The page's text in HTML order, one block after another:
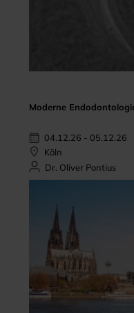
Moderne
04.12.26 - 05.12.26
Köln
Dr. Oliver Pontius